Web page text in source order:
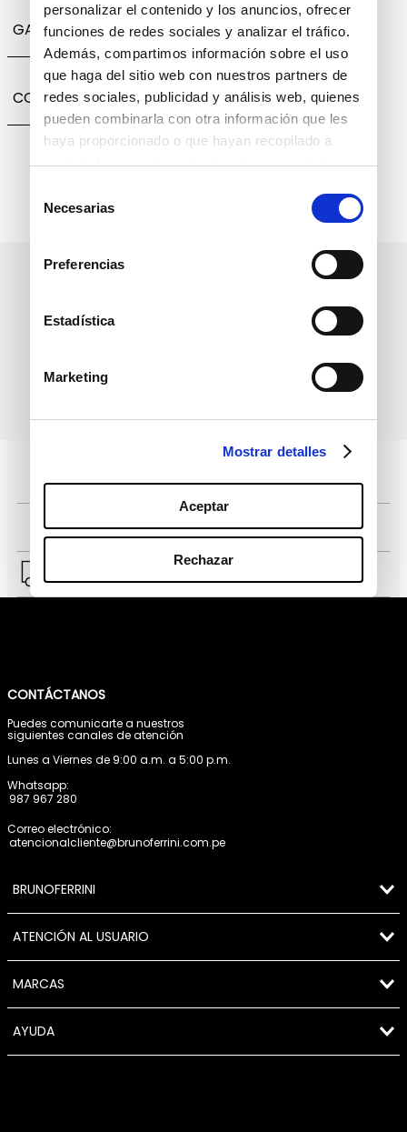
personalizar el contenido y los anuncios, ofrecer
funciones de redes sociales y analizar el tráfico.
Además, compartimos información sobre el uso
que haga del sitio web con nuestros partners de
redes sociales, publicidad y análisis web, quienes
pueden combinarla con otra información que les
haya proporcionado o que hayan recopilado a
partir del uso que haya hecho de sus servicios.
deNecesarias
Preferencias
Estadística
Marketing
Mostrar detalles
Aceptar
Rechazar
GARANTÍA, CAMBIOS Y DEVOLUCIONES
COMPARTIR
Suscríbete a nuestro boletín
datos personales
Pagos 100% seguros, página certificada
Comprar fácil en solo 4 pasos
CONTÁCTANOS
Puedes comunicarte a nuestros
siguientes canales de atención
Lunes a Viernes de 9:00 a.m. a 5:00 p.m.
Whatsapp:
987 967 280
Correo electrónico:
atencionalcliente@brunoferrini.com.pe
BRUNOFERRINI
ATENCIÓN AL USUARIO
MARCAS
AYUDA